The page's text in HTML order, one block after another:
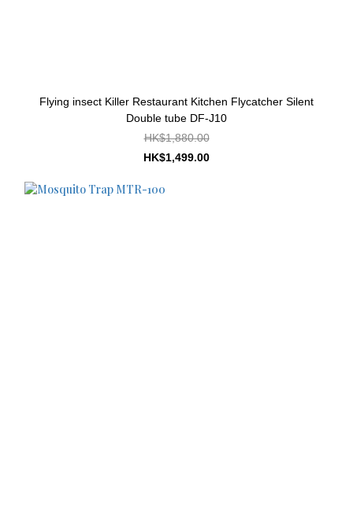
Flying insect Killer Restaurant Kitchen Flycatcher Silent
Double tube DF-J10
HK$1,880.00
HK$1,499.00